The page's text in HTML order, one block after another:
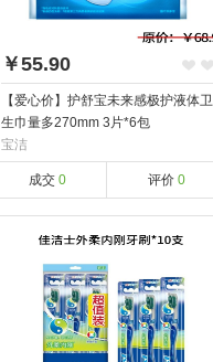
￥55.90
【爱心价】护舒宝未来感极护液体卫
生巾量多270mm 3片*6包
宝洁
成交0 评价 0